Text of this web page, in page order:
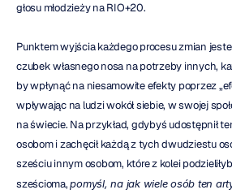
głosu młodzieży na RIO+20.
Punktem wyjścia każdego procesu zmian
czubek własnego nosa na potrzeby innych,
by wpłynąć na niesamowite efekty poprzez
wpływając na ludzi wokół siebie, w swojej
na świecie. Na przykład, gdybyś udostępnił
osobom i zachęcił każdą z tych dwudziestu
sześciu innym osobom, które z kolei
sześcioma, pomyśl, na jak wiele osób ten